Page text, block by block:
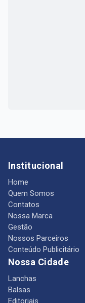
Institucional
Home
Quem Somos
Contatos
Nossa Marca
Gestão
Nossos Parceiros
Conteúdo Publicitário
Nossa Cidade
Lanchas
Balsas
Editoriais